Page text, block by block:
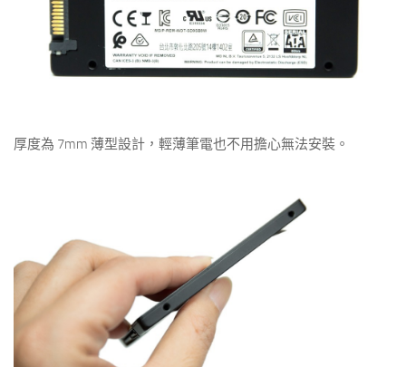
厚度為 7mm 薄型設計，輕薄筆電也不用擔心無法安裝。